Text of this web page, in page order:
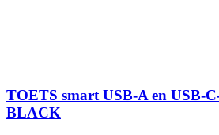
TOETS smart USB-A en USB-
BLACK